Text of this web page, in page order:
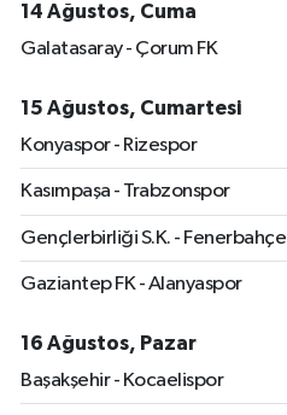
14 Ağustos, Cuma
Galatasaray - Çorum FK
15 Ağustos, Cumartesi
Konyaspor - Rizespor
Kasımpaşa - Trabzonspor
Gençlerbirliği S.K. - Fenerbahçe
Gaziantep FK - Alanyaspor
16 Ağustos, Pazar
Başakşehir - Kocaelispor